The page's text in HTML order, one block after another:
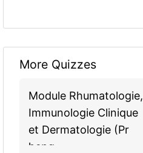
More Quizzes
Module Rhumatologie,
Immunologie Clinique
et Dermatologie (Pr
heng